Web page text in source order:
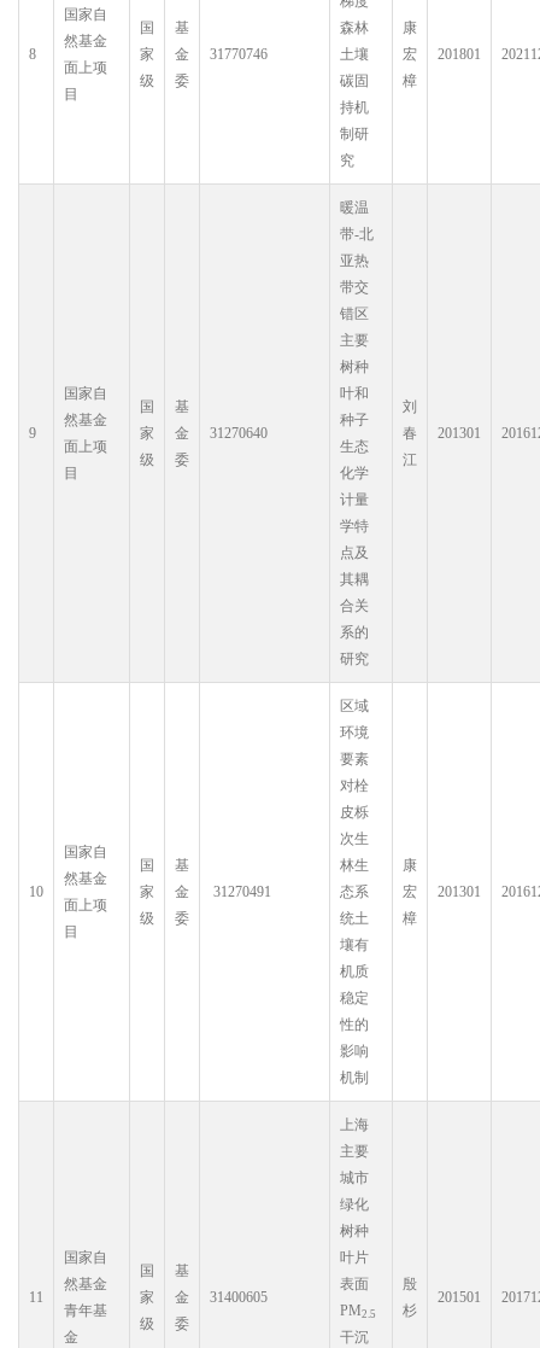
8
国家自
然基金
面上项
目
国
家
级
基
金
委
31770746
森林
土壤
碳固
持机
制研
究
康
宏
樟
201801
9
国家自
然基金
面上项
目
国
家
级
基
金
委
31270640
暖温
带-北
亚热
带交
错区
主要
树种
叶和
种子
生态
化学
计量
学特
点及
其耦
合关
系的
研究
刘
春
江
201301
10
国家自
然基金
面上项
目
国
家
级
基
金
委
31270491
区域
环境
要素
对栓
皮栎
次生
林生
态系
统土
壤有
机质
稳定
性的
影响
机制
康
宏
樟
201301
11
国家自
然基金
青年基
金
国
家
级
基
金
委
31400605
上海
主要
城市
绿化
树种
叶片
表面
PM2.5
干沉
殷
杉
201501